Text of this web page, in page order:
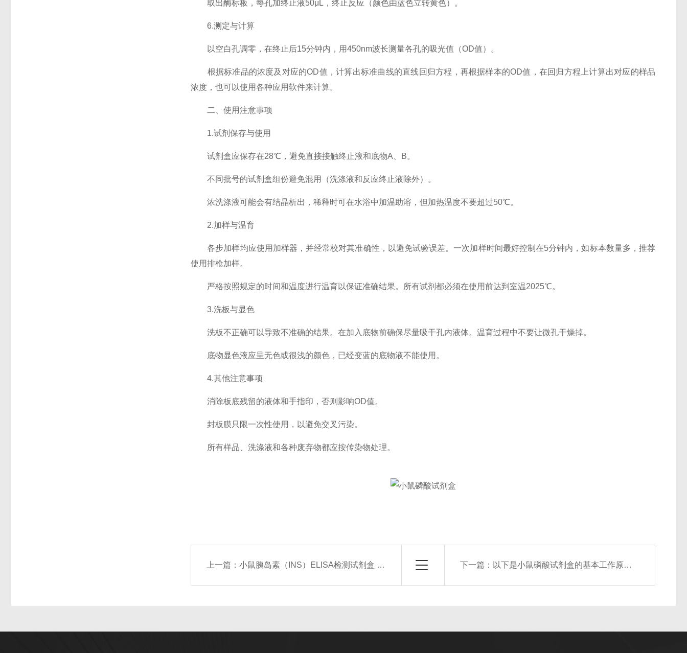
取出酶标板，每孔加终止液50μL，终止反应（颜色由蓝色立转黄色）。
6.测定与计算
以空白孔调零，在终止后15分钟内，用450nm波长测量各孔的吸光值（OD值）。
根据标准品的浓度及对应的OD值，计算出标准曲线的直线回归方程，再根据样本的OD值，在回归方程上计算出对应的样品
浓度，也可以使用各种应用软件来计算。
二、使用注意事项
1.试剂保存与使用
试剂盒应保存在28℃，避免直接接触终止液和底物A、B。
不同批号的试剂盒组份避免混用（洗涤液和反应终止液除外）。
浓洗涤液可能会有结晶析出，稀释时可在水浴中加温助溶，但加热温度不要超过50℃。
2.加样与温育
各步加样均应使用加样器，并经常校对其准确性，以避免试验误差。一次加样时间最好控制在5分钟内，如标本数量多，推荐
使用排枪加样。
严格按照规定的时间和温度进行温育以保证准确结果。所有试剂都必须在使用前达到室温2025℃。
3.洗板与显色
洗板不正确可以导致不准确的结果。在加入底物前确保尽量吸干孔内液体。温育过程中不要让微孔干燥掉。
底物显色液应呈无色或很浅的颜色，已经变蓝的底物液不能使用。
4.其他注意事项
消除板底残留的液体和手指印，否则影响OD值。
封板膜只限一次性使用，以避免交叉污染。
所有样品、洗涤液和各种废弃物都应按传染物处理。
上一篇：小鼠胰岛素（INS）ELISA检测试剂盒 使用说明书 下一篇： 以下是小鼠磷酸试剂盒的基本工作原理与优点所在